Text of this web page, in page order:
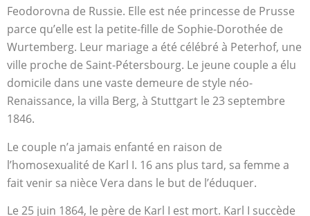
Feodorovna de Russie. Elle est née princesse de Prusse
parce qu’elle est la petite-fille de Sophie-Dorothée de
Wurtemberg. Leur mariage a été célébré à Peterhof, une
ville proche de Saint-Pétersbourg. Le jeune couple a élu
domicile dans une vaste demeure de style néo-
Renaissance, la villa Berg, à Stuttgart le 23 septembre
1846.
Le couple n’a jamais enfanté en raison de
l’homosexualité de Karl I. 16 ans plus tard, sa femme a
fait venir sa nièce Vera dans le but de l’éduquer.
Le 25 juin 1864, le père de Karl I est mort. Karl I succède